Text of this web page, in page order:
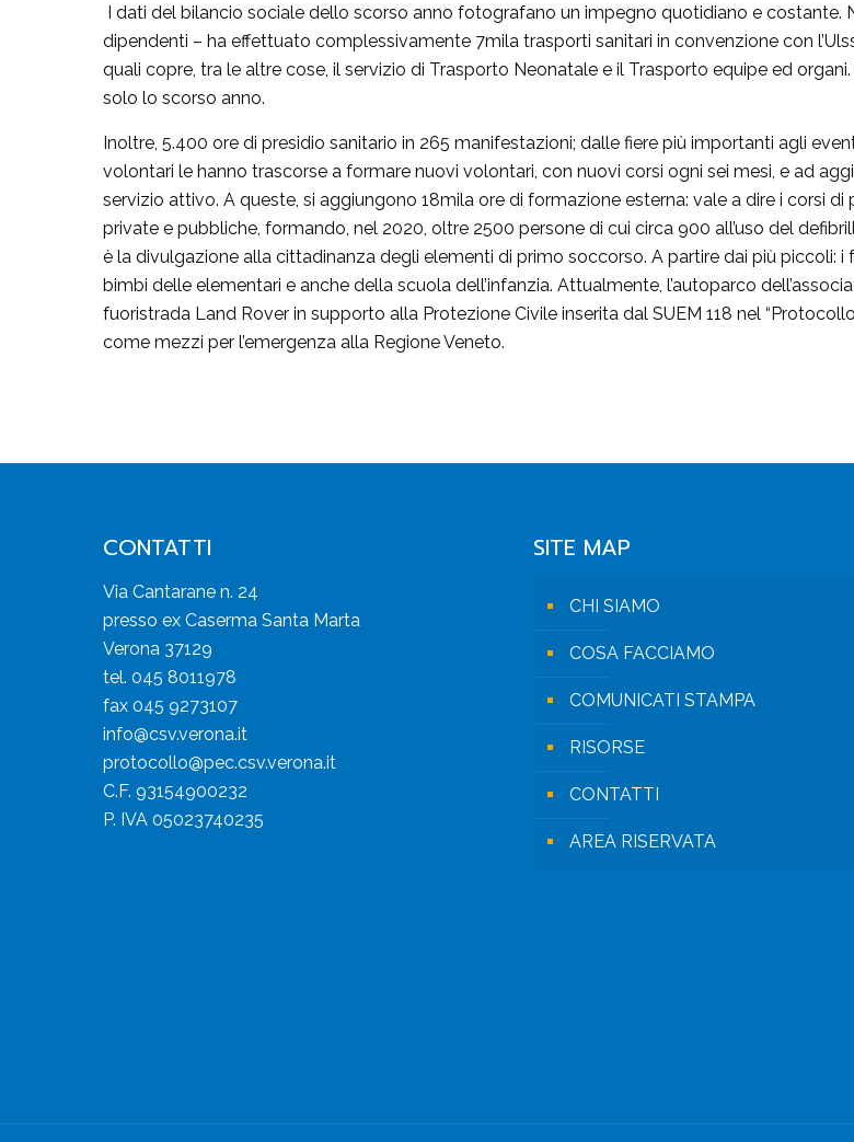
I dati del bilancio sociale dello scorso anno fotografano un impegno quotidiano e costante.
dipendenti – ha effettuato complessivamente 7mila trasporti sanitari in convenzione con
quali copre, tra le altre cose, il servizio di Trasporto Neonatale e il Trasporto equipe ed
solo lo scorso anno.
Inoltre, 5.400 ore di presidio sanitario in 265 manifestazioni; dalle fiere più importanti agli
volontari le hanno trascorse a formare nuovi volontari, con nuovi corsi ogni sei mesi, e ad
servizio attivo. A queste, si aggiungono 18mila ore di formazione esterna: vale a dire i corsi
private e pubbliche, formando, nel 2020, oltre 2500 persone di cui circa 900 all’uso del
è la divulgazione alla cittadinanza degli elementi di primo soccorso. A partire dai più piccoli:
bimbi delle elementari e anche della scuola dell’infanzia. Attualmente, l’autoparco
fuoristrada Land Rover in supporto alla Protezione Civile inserita dal SUEM 118 nel
come mezzi per l’emergenza alla Regione Veneto.
CONTATTI
Via Cantarane n. 24
presso ex Caserma Santa Marta
Verona 37129
tel. 045 8011978
fax 045 9273107
info@csv.verona.it
protocollo@pec.csv.verona.it
C.F. 93154900232
P. IVA 05023740235
SITE MAP
CHI SIAMO
COSA FACCIAMO
COMUNICATI STAMPA
RISORSE
CONTATTI
AREA RISERVATA